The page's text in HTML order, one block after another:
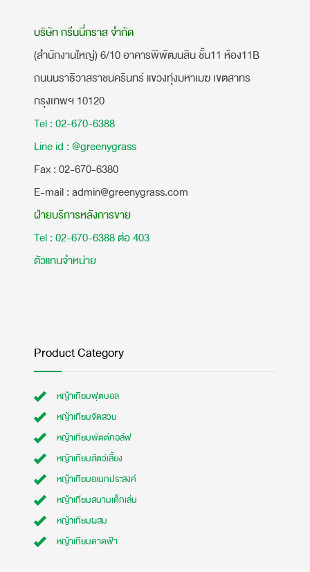
บริษัท กรีนนี่กราส จำกัด
(สำนักงานใหญ่) 6/10 อาคารพิพัฒนสิน ชั้น11 ห้อง11B
ถนนนราธิวาสราชนครินทร์ แขวงทุ่งมหาเมฆ เขตสาทร
กรุงเทพฯ 10120
Tel : 02-670-6388
Line id : @greenygrass
​Fax : 02-670-6380
E-mail : admin@greenygrass.com
ฝ่ายบริการหลังการขาย
Tel : 02-670-6388 ต่อ 403
ตัวแทนจำหน่าย
Product Category
หญ้าเทียมฟุตบอล
หญ้าเทียมจัดสวน
หญ้าเทียมพัตต์กอล์ฟ
หญ้าเทียมสัตว์เลี้ยง
หญ้าเทียมอเนกประสงค์
หญ้าเทียมสนามเด็กเล่น
หญ้าเทียมผสม
หญ้าเทียมดาดฟ้า